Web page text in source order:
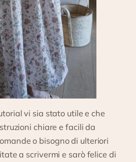
vi sia stato utile e che
chiare e facili da
o bisogno di ulteriori
a scrivermi e sarò felice di